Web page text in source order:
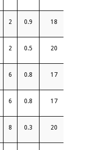
2 0.9 18
2 0.5 20
6 0.8 17
6 0.8 17
8 0.3 20